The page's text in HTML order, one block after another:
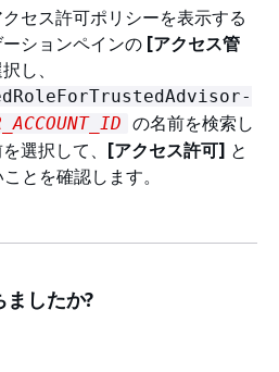
セス許可ポリシーを表示する
ションペインの [アクセス管
し、
の名前を検索し
選択して、 [アクセス許可] と
とを確認します。
ましたか?